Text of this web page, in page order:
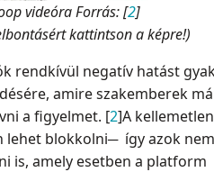
videóra Forrás: [2]
kattintson a képre!)
rendkívül negatív hatást
amire szakemberek
a figyelmet. [2]A
lehet blokkolni─ így azok
is, amely esetben a platform